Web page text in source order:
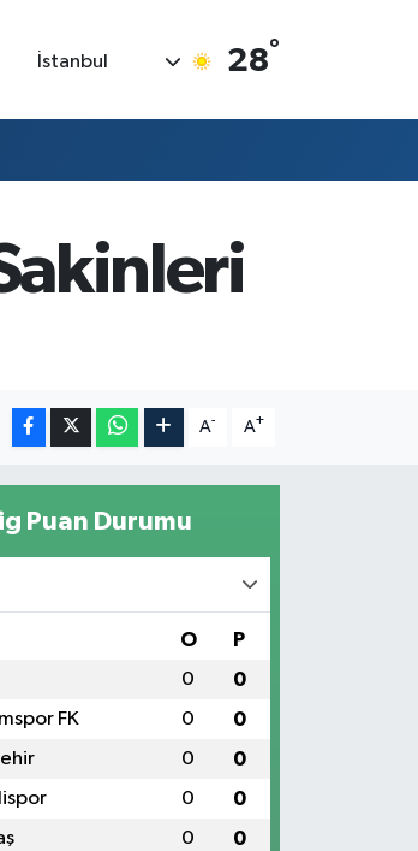
İstanbul 28°
A- A+
Puan Durumu
O P
0 0
FK 0 0
0 0
0 0
0 0